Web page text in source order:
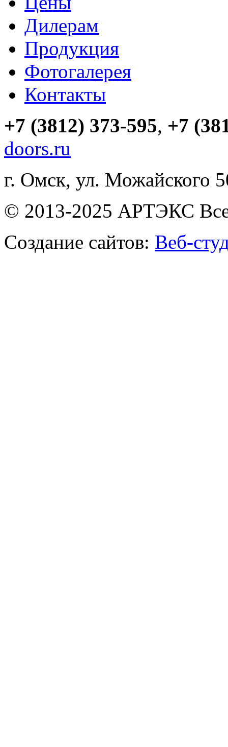
Дилерам
Продукция
Фотогалерея
Контакты
+7 (3812) 373-595, +7
doors.ru
г. Омск, ул. Можайского
© 2013-2025 АРТЭКС
Создание сайтов: Веб-